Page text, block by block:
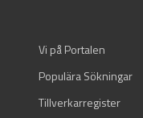
Vi på Portalen
Populära Sökningar
Tillverkarregister